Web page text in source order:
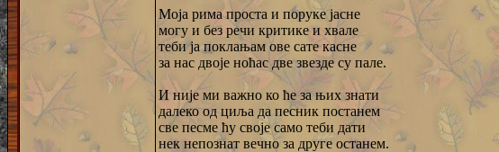
Моја рима проста и поруке јасне
могу и без речи критике и хвале
теби ја поклањам ове сате касне
за нас двоје ноћас две звезде су пале.
И није ми важно ко ће за њих знати
далеко од циља да песник постанем
све песме ћу своје само теби дати
нек непознат вечно за друге останем.